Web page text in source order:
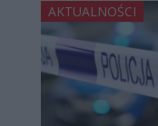
AKTUALNOŚCI